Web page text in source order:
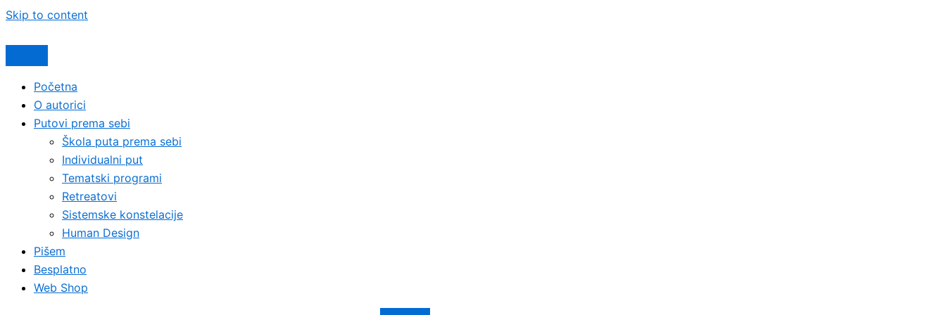
Skip to content
Početna
O autorici
Putovi prema sebi
Škola puta prema sebi
Individualni put
Tematski programi
Retreatovi
Sistemske konstelacije
Human Design
Pišem
Besplatno
Web Shop